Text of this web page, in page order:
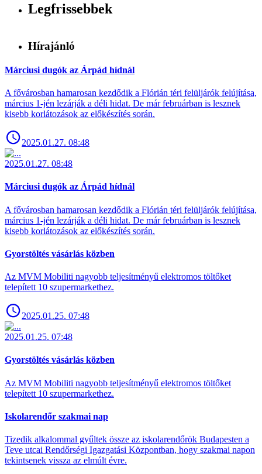
Legfrissebbek
Hírajánló
Márciusi dugók az Árpád hídnál
A fővárosban hamarosan kezdődik a Flórián téri felüljárók felújítása,
március 1-jén lezárják a déli hidat. De már februárban is lesznek
kisebb korlátozások az előkészítés során.
2025.01.27. 08:48
2025.01.27. 08:48
Márciusi dugók az Árpád hídnál
A fővárosban hamarosan kezdődik a Flórián téri felüljárók felújítása,
március 1-jén lezárják a déli hidat. De már februárban is lesznek
kisebb korlátozások az előkészítés során.
Gyorstöltés vásárlás közben
Az MVM Mobiliti nagyobb teljesítményű elektromos töltőket
telepített 10 szupermarkethez.
2025.01.25. 07:48
2025.01.25. 07:48
Gyorstöltés vásárlás közben
Az MVM Mobiliti nagyobb teljesítményű elektromos töltőket
telepített 10 szupermarkethez.
Iskolarendőr szakmai nap
Tizedik alkalommal gyűltek össze az iskolarendőrök Budapesten a
Teve utcai Rendőrségi Igazgatási Központban, hogy szakmai napon
tekintsenek vissza az elmúlt évre.